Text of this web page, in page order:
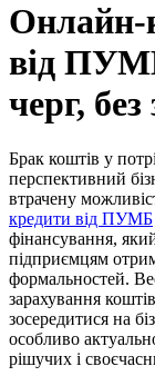
Онлайн-
від
черг,
Брак коштів у
перспективний
втрачену
кредити від ПУМБ
фінансування,
підприємцям
формальностей.
зарахування
зосередитися на
особливо
рішучих і